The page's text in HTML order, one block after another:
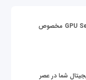
قیمت سرور گرافیکی | خرید GPU Server مخصوص
شما در عصر